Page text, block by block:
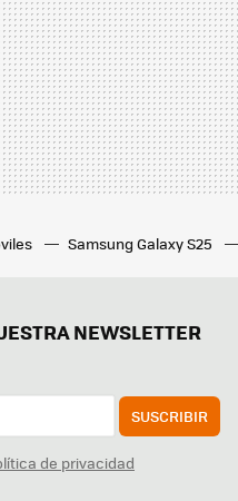
Samsung Galaxy S25
NEWSLETTER
SUSCRIBIR
de privacidad